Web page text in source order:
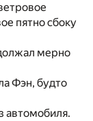
пятно сбоку
мерно
Фэн, будто
автомобиля.